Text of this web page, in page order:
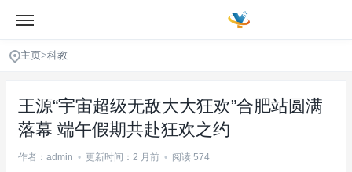
主页>科教
王源“宇宙超级无敌大大狂欢”合肥站圆满
落幕 端午假期共赴狂欢之约
作者：admin • 更新时间：2 月前 • 阅读 574